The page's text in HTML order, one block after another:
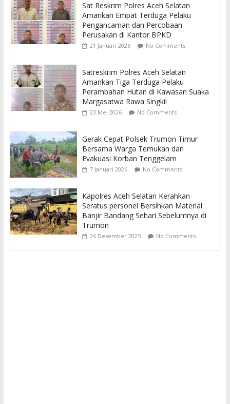
Sat Reskrim Polres Aceh Selatan
Amankan Empat Terduga Pelaku
Pengancaman dan Percobaan
Perusakan di Kantor BPKD
21 Januari 2026 No Comments
Satreskrim Polres Aceh Selatan
Amankan Tiga Terduga Pelaku
Perambahan Hutan di Kawasan Suaka
Margasatwa Rawa Singkil
23 Mei 2026 No Comments
Gerak Cepat Polsek Trumon Timur
Bersama Warga Temukan dan
Evakuasi Korban Tenggelam
7 Januari 2026 No Comments
Kapolres Aceh Selatan Kerahkan
Seratus personel Bersihkan Material
Banjir Bandang Sehari Sebelumnya di
Trumon
26 Desember 2025 No Comments